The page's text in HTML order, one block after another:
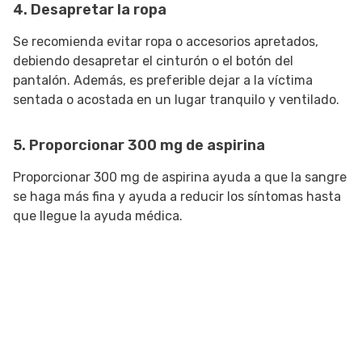
4. Desapretar la ropa
Se recomienda evitar ropa o accesorios apretados,
debiendo desapretar el cinturón o el botón del
pantalón. Además, es preferible dejar a la víctima
sentada o acostada en un lugar tranquilo y ventilado.
5. Proporcionar 300 mg de aspirina
Proporcionar 300 mg de aspirina ayuda a que la sangre
se haga más fina y ayuda a reducir los síntomas hasta
que llegue la ayuda médica.